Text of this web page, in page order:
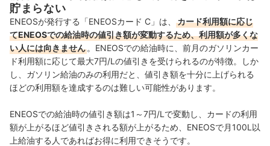
貯まらない
ENEOSが発行する「ENEOSカード C」は、
カード利用額に応じ
てENEOSでの給油時の値引き額が変動するため、利用額が多くな
い人には向きません 。ENEOSでの給油時に、前月のガソリンカー
ド利用額に応じて最大7円/Lの値引きを受けられるのが特徴。しか
し、ガソリン給油のみの利用だと、値引き額を十分に上げられる
ほどの利用額を達成するのは難しい可能性があります。
ENEOSでの給油時の値引き額は1～7円/Lで変動し、カードの利用
額が上がるほど値引きされる額が上がるため、ENEOSで月100L以
上給油する人であればお得に利用できそうです。